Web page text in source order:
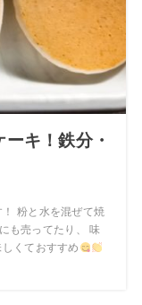
キ！鉄分・
粉と水を混ぜて焼
も売ってたり、 味
くておすすめ